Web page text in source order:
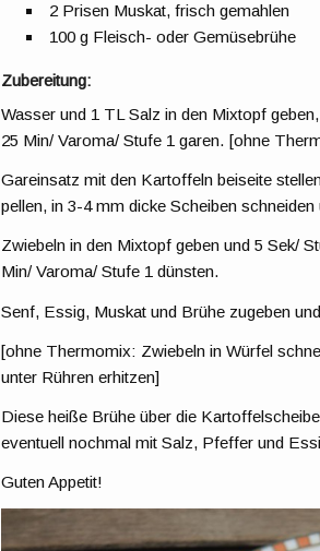
2 Prisen Muskat, frisch gemahlen
100 g Fleisch- oder Gemüsebrühe
Zubereitung:
Wasser und 1 TL Salz in den Mixtopf
25 Min/ Varoma/ Stufe 1 garen. [ohne
Gareinsatz mit den Kartoffeln beiseite
pellen, in 3-4 mm dicke Scheiben
Zwiebeln in den Mixtopf geben und 5 Sek/
Min/ Varoma/ Stufe 1 dünsten.
Senf, Essig, Muskat und Brühe zugeben
[ohne Thermomix: Zwiebeln in Würfel
unter Rühren erhitzen]
Diese heiße Brühe über die
eventuell nochmal mit Salz, Pfeffer und
Guten Appetit!